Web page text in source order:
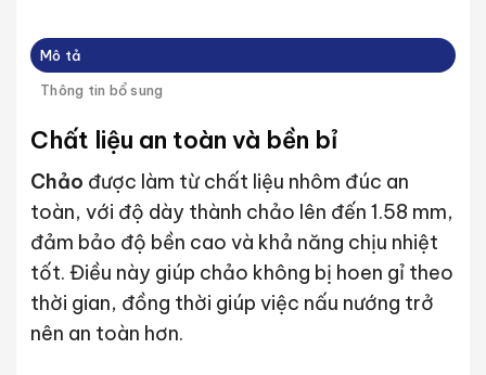
Mô tả
Thông tin bổ sung
Chất liệu an toàn và bền bỉ
Chảo được làm từ chất liệu nhôm đúc an
toàn, với độ dày thành chảo lên đến 1.58 mm,
đảm bảo độ bền cao và khả năng chịu nhiệt
tốt. Điều này giúp chảo không bị hoen gỉ theo
thời gian, đồng thời giúp việc nấu nướng trở
nên an toàn hơn.